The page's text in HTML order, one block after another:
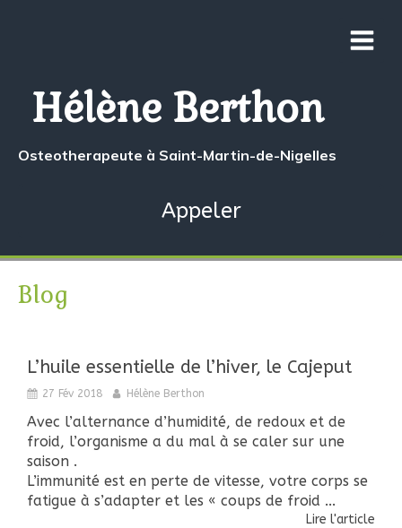
Hélène Berthon
Osteotherapeute à Saint-Martin-de-Nigelles
Appeler
Blog
L’huile essentielle de l’hiver, le Cajeput
27 Fév 2018 Hélène Berthon
Avec l’alternance d’humidité, de redoux et de
froid, l’organisme a du mal à se caler sur une
saison .
L’immunité est en perte de vitesse, votre corps se
fatigue à s’adapter et les « coups de froid ...
Lire l'article